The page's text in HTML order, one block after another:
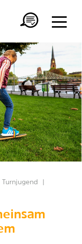
Turnjugend